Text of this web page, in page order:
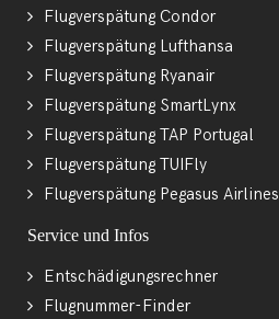
Flugverspätung Condor
Flugverspätung Lufthansa
Flugverspätung Ryanair
Flugverspätung SmartLynx
Flugverspätung TAP Portugal
Flugverspätung TUIFly
Flugverspätung Pegasus Airlines
Service und Infos
Entschädigungsrechner
Flugnummer-Finder